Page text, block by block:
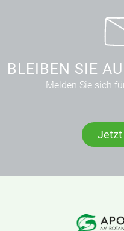
BLEIBEN SIE
Melden Sie sich
Jetzt